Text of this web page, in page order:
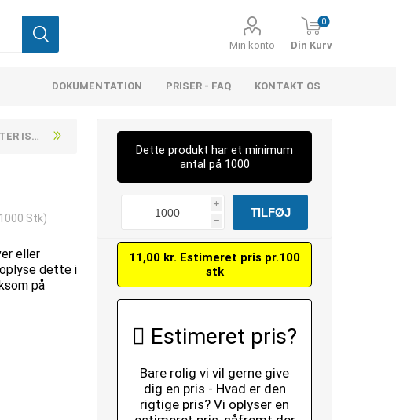
Min konto
0
Din Kurv
DOKUMENTATION PRISER - FAQ KONTAKT OS
M5X10 (200 STK)
Stk)
eller
dette i
på
Dette produkt har et minimum
antal på 1000
i
h
11,00 kr. Estimeret pris pr.100
stk
Estimeret pris?
Bare rolig vi vil gerne give
dig en pris - Hvad er den
rigtige pris? Vi oplyser en